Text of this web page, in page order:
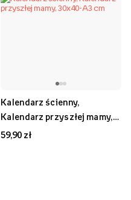
Kalendarz ścienny,
Kalendarz przyszłej mamy,
30x40-A3 cm
59,90 zł